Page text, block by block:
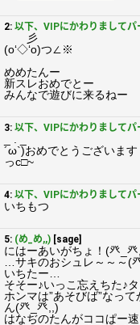
2: 以下、VIPにかわりまして
彡
(o‘◇‘o)つ∠※
めめたんー
新スレおめでとー
みんなで遊びに来るねー
3: 以下、VIPにかわりまして
´ω`)おめでとうございます
っc□~
4: 以下、VIPにかわりまして
いちもつ
5: (め_め,,) [sage]
にはーあいがちょ！(癶_
…サキのおシュレ～～～(
いちたー…
そそー♪いっこ忘えちた♪
ホンマは”あそびば”なっ
ん(癶_癶,,)
はなぢのたんがココぱー